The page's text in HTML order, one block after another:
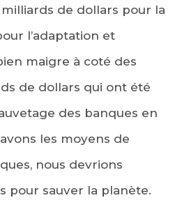
de dollars pour la
l’adaptation et
maigre à coté des
de dollars qui ont été
des banques en
les moyens de
nous devrions
pour sauver la planète.